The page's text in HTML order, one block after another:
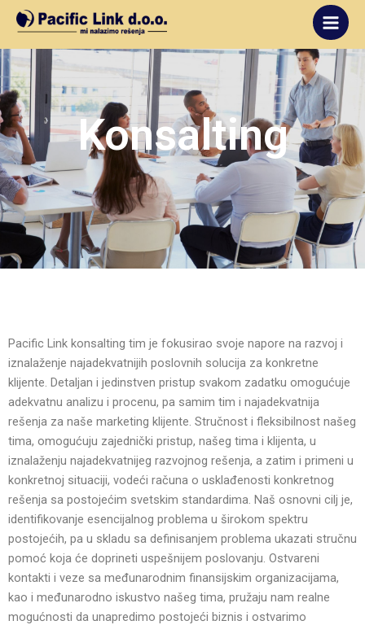
Skip
content
Main
Konsalting
Pacific Link konsalting tim je fokusirao svoje napore na razvoj i
iznalaženje najadekvatnijih poslovnih solucija za konkretne
klijente. Detaljan i jedinstven pristup svakom zadatku omogućuje
adekvatnu analizu i procenu, pa samim tim i najadekvatnija
rešenja za naše marketing klijente. Stručnost i fleksibilnost našeg
tima, omogućuju zajednički pristup, našeg tima i klijenta, u
iznalaženju najadekvatnijeg razvojnog rešenja, a zatim i primeni u
konkretnoj situaciji, vodeći računa o usklađenosti konkretnog
rešenja sa postojećim svetskim standardima. Naš osnovni cilj je,
identifikovanje esencijalnog problema u širokom spektru
postojećih, pa u skladu sa definisanjem problema ukazati stručnu
pomoć koja će doprineti uspešnijem poslovanju. Ostvareni
kontakti i veze sa međunarodnim finansijskim organizacijama,
kao i međunarodno iskustvo našeg tima, pružaju nam realne
mogućnosti da unapredimo postojeći biznis i ostvarimo